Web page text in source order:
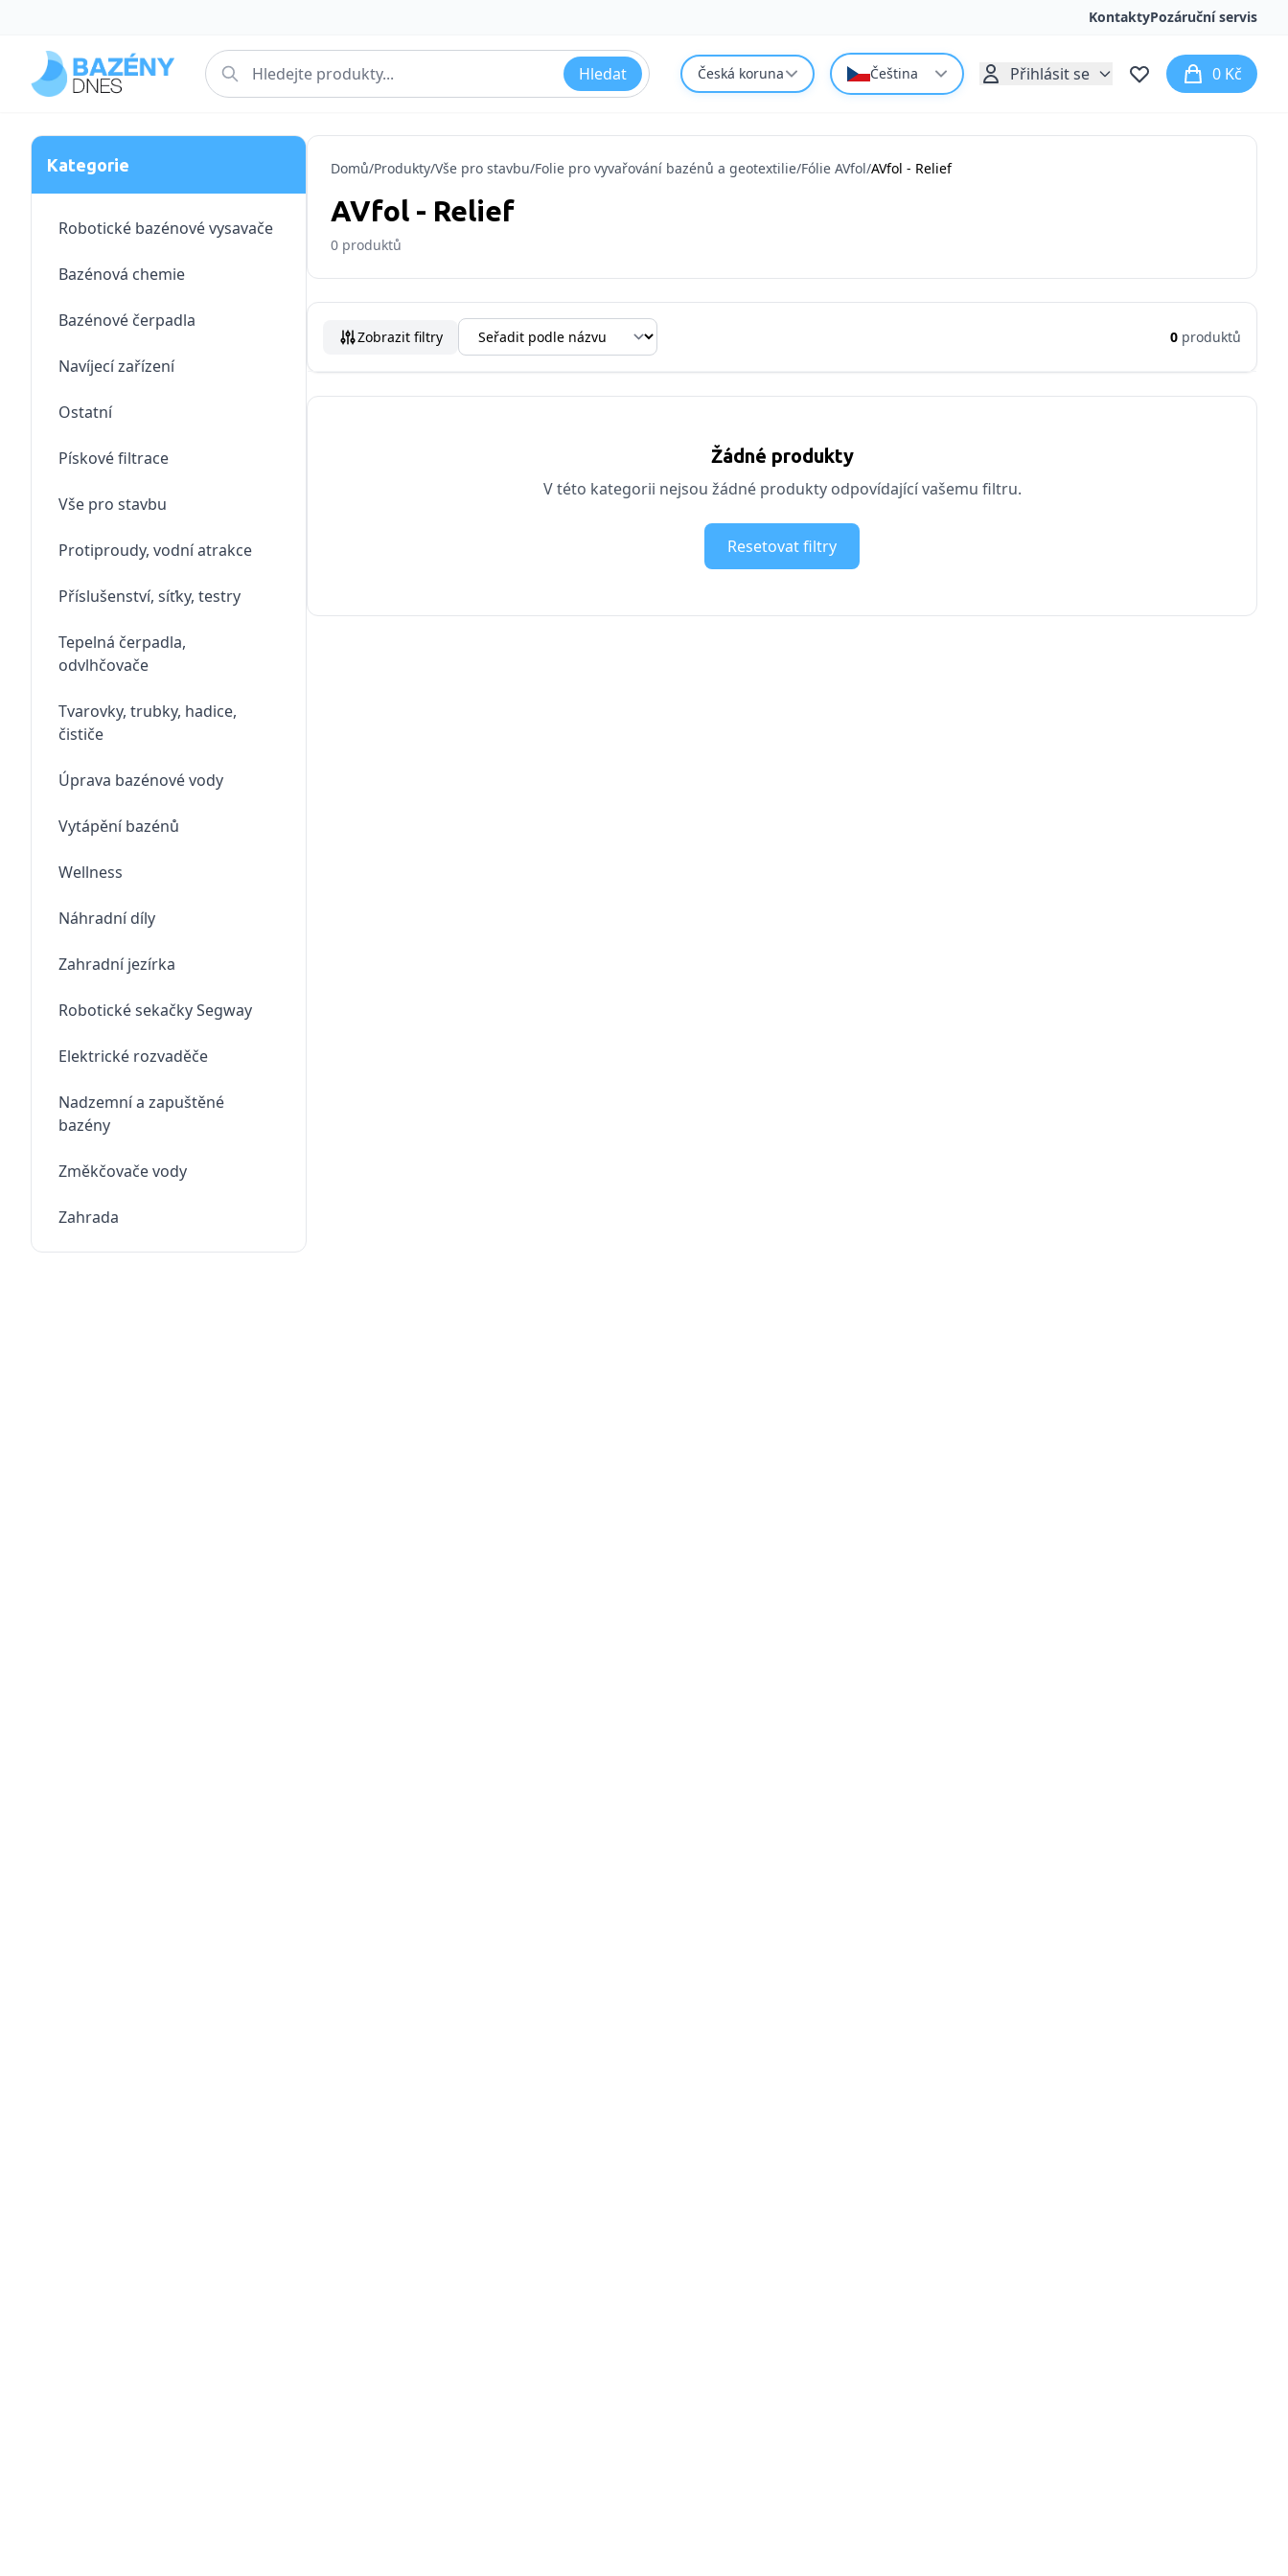
KontaktyPozáruční servis
Hledat Česká koruna Čeština Přihlásit se 0 Kč
Kategorie
Robotické bazénové vysavače
Bazénová chemie
Bazénové čerpadla
Navíjecí zařízení
Ostatní
Pískové filtrace
Vše pro stavbu
Protiproudy, vodní atrakce
Příslušenství, síťky, testry
Tepelná čerpadla,
odvlhčovače
Tvarovky, trubky, hadice,
čističe
Úprava bazénové vody
Vytápění bazénů
Wellness
Náhradní díly
Zahradní jezírka
Robotické sekačky Segway
Elektrické rozvaděče
Nadzemní a zapuštěné
bazény
Změkčovače vody
Zahrada
Domů/Produkty/Vše pro stavbu/Folie pro vyvařování bazénů a geotextilie/Fólie AVfol/AVfol - Relief
AVfol - Relief
0 produktů
Zobrazit filtry 0 produktů
Žádné produkty
V této kategorii nejsou žádné produkty odpovídající vašemu filtru.
Resetovat filtry